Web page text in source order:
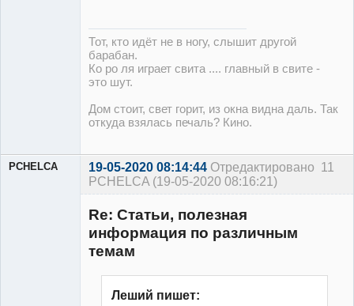
Тот, кто идёт не в ногу, слышит другой
барабан.
Ко ро ля играет свита .... главный в свите -
это шут.
Дом стоит, свет горит, из окна видна даль. Так
откуда взялась печаль? Кино.
11
PCHELCA 19-05-2020 08:14:44 Отредактировано
PCHELCA (19-05-2020 08:16:21)
Re: Статьи, полезная
информация по различным
темам
Леший пишет: